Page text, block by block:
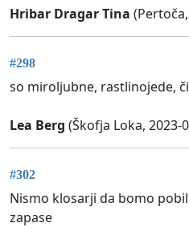
Hribar Dragar Tina
#298
so miroljubne, rastlinojede,
Lea Berg (Škofja Loka, 2023-
#302
Nismo klosarji da bomo
zapase